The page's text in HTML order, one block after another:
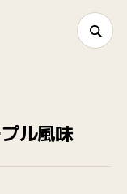
ル風味